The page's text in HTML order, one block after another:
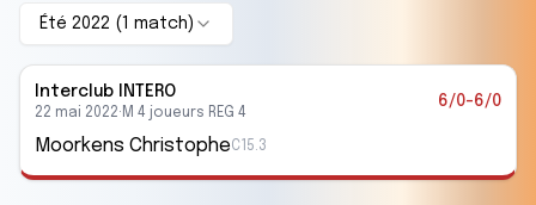
Été 2022 ( match )
Interclub INTERO
22 mai 2022· M 4 joueurs REG 4
6/0-6/0
Moorkens ChristopheC15.3